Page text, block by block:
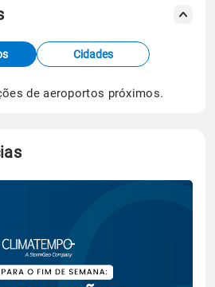
de estações
do Centro de Previsão
Climáticos (CPTEC).
Cidades
de aeroportos próximos.